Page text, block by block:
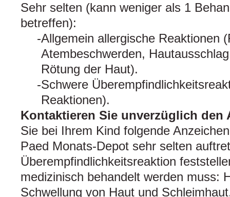
Sehr selten (kann weniger als 1
betreffen):
Allgemein allergische Reaktionen
Atembeschwerden,
Rötung der Haut).
Schwere
Reaktionen).
Kontaktieren Sie unverzüglich den
Sie bei Ihrem Kind folgende
Paed Monats-Depot sehr selten
Überempfindlichkeitsreaktion
medizinisch behandelt werden muss:
Schwellung von Haut und